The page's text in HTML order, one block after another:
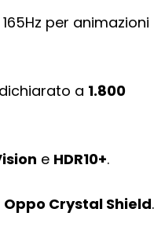
per animazioni
a 1.800
e HDR10+.
Oppo Crystal Shield.